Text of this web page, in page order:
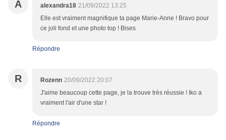
A alexandra18 21/09/2022 13:25
Elle est vraiment magnifique ta page Marie-Anne ! Bravo pour
ce joli fond et une photo top ! Bises
Répondre
R Rozenn 20/09/2022 20:07
J'aime beaucoup cette page, je la trouve très réussie ! Iko a
vraiment l'air d'une star !
Répondre